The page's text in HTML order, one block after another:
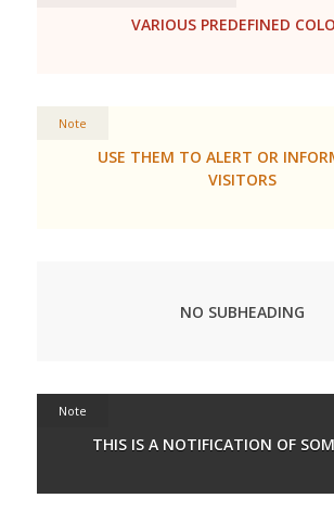
VARIOUS PREDEFINED
Note
USE THEM TO ALERT OR
VISITORS
NO SUBHEADING
Note
THIS IS A NOTIFICATION OF